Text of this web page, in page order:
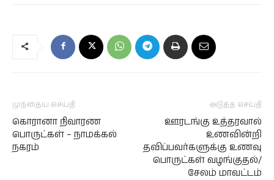
முந்தைய செய்தி
கொரானா நிவாரண
பொருட்கள் – நாமக்கல்
நகரம்
அடுத்த செய்தி
ஊரடங்கு உத்தரவால்
உணவின்றி
தவிப்பவர்களுக்கு உணவு
பொருட்கள் வழங்குதல்/
சேலம் மாவட்டம்